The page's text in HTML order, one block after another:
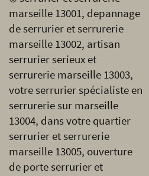
marseille 13001, depannage
de serrurier et serrurerie
marseille 13002, artisan
serrurier serieux et
serrurerie marseille 13003,
votre serrurier spécialiste en
serrurerie sur marseille
13004, dans votre quartier
serrurier et serrurerie
marseille 13005, ouverture
de porte serrurier et